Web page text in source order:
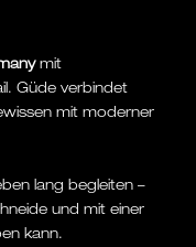
mit
Güde verbindet
mit moderner
lang begleiten –
und mit einer
kann.